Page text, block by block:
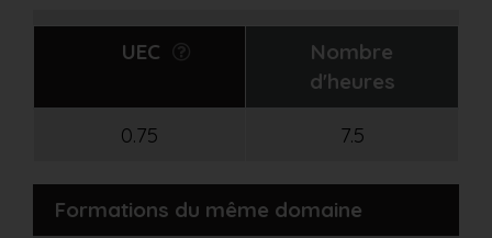
UEC
Nombre
d'heures
0.75 7.5
Formations du même domaine